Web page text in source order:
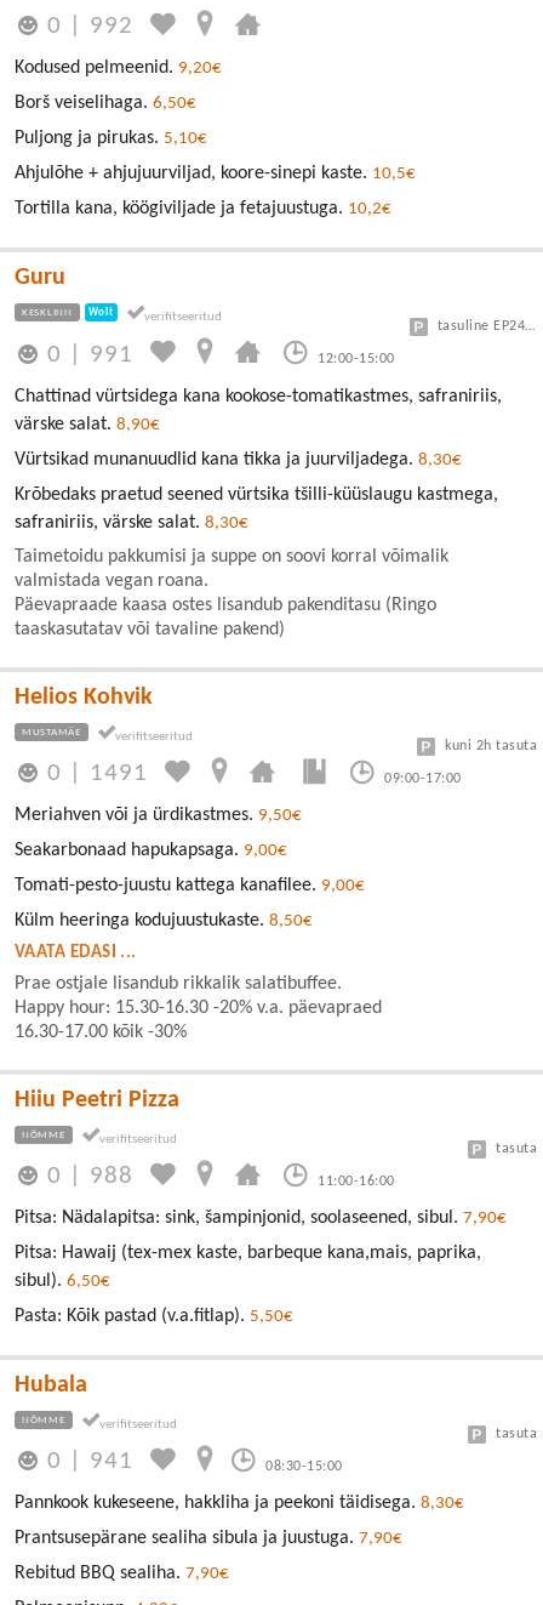
0 992
Kodused pelmeenid. 9,20€
Borš veiselihaga. 6,50€
Puljong ja pirukas. 5,10€
Ahjulõhe + ahjujuurviljad, koore-sinepi kaste. 10,5€
Tortilla kana, köögiviljade ja fetajuustuga. 10,2€
Guru
KESKLINN Wolt
0 991 12:00-15:00
tasuline EP24 või Vanalinn
Chattinad vürtsidega kana kookose-tomatikastmes, safraniriis,
värske salat. 8,90€
Vürtsikad munanuudlid kana tikka ja juurviljadega. 8,30€
Krõbedaks praetud seened vürtsika tšilli-küüslaugu kastmega,
safraniriis, värske salat. 8,30€
Taimetoidu pakkumisi ja suppe on soovi korral võimalik
valmistada vegan roana.
Päevapraade kaasa ostes lisandub pakenditasu (Ringo
taaskasutatav või tavaline pakend)
Helios Kohvik
MUSTAMÄE
0 1491 09:00-17:00
kuni 2h tasuta
Meriahven või ja ürdikastmes. 9,50€
Seakarbonaad hapukapsaga. 9,00€
Tomati-pesto-juustu kattega kanafilee. 9,00€
Külm heeringa kodujuustukaste. 8,50€
VAATA EDASI ...
Prae ostjale lisandub rikkalik salatibuffee.
Happy hour: 15.30-16.30 -20% v.a. päevapraed
16.30-17.00 kõik -30%
Hiiu Peetri Pizza
NÕMME
0 988 11:00-16:00
tasuta
Pitsa: Nädalapitsa: sink, šampinjonid, soolaseened, sibul. 7,90€
Pitsa: Hawaij (tex-mex kaste, barbeque kana,mais, paprika,
sibul). 6,50€
Pasta: Kõik pastad (v.a.fitlap). 5,50€
Hubala
NÕMME
0 941 08:30-15:00
tasuta
Pannkook kukeseene, hakkliha ja peekoni täidisega. 8,30€
Prantsusepärane sealiha sibula ja juustuga. 7,90€
Rebitud BBQ sealiha. 7,90€